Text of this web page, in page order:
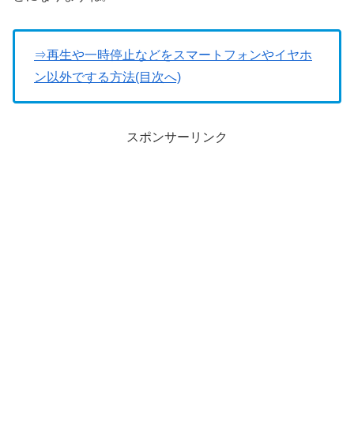
⇒再生や一時停止などをスマートフォンやイヤホ
ン以外でする方法(目次へ)
スポンサーリンク